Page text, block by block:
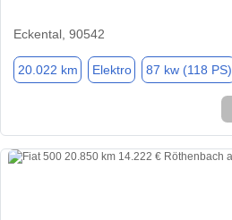
Eckental, 90542
20.022 km Elektro 87 kw (118 PS)